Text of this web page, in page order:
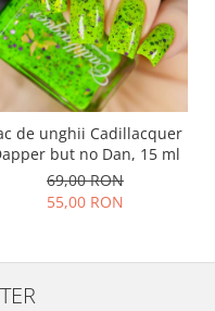
de unghii Cadillacquer
but no Dan, 15 ml
69,00 RON
55,00 RON